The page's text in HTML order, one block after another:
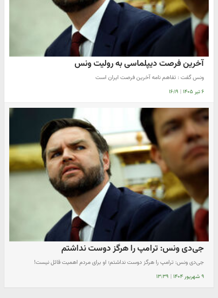
آخرین فرصت دیپلماسی به رولیت ونس
ونس گفت : تفاهم نامه آخرین فرصت ایران است
۶ تیر ۱۴۰۵ | ۱۶:۱۹
جی‌دی ونس: ترامپ را هرگز دوست نداشتم
جی‌دی ونس: ترامپ را هرگز دوست نداشتم؛ او برای مردم اهمیت قائل نیست!
۹ شهریور ۱۴۰۴ | ۱۳:۳۹